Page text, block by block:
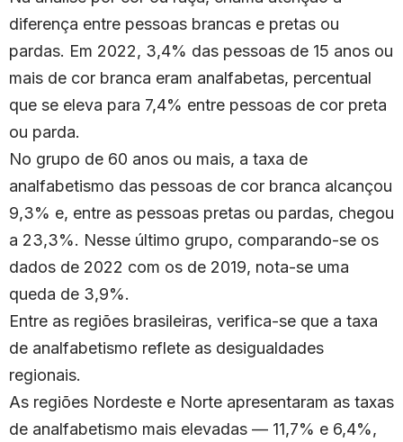
diferença entre pessoas brancas e pretas ou
pardas. Em 2022, 3,4% das pessoas de 15 anos ou
mais de cor branca eram analfabetas, percentual
que se eleva para 7,4% entre pessoas de cor preta
ou parda.
No grupo de 60 anos ou mais, a taxa de
analfabetismo das pessoas de cor branca alcançou
9,3% e, entre as pessoas pretas ou pardas, chegou
a 23,3%. Nesse último grupo, comparando-se os
dados de 2022 com os de 2019, nota-se uma
queda de 3,9%.
Entre as regiões brasileiras, verifica-se que a taxa
de analfabetismo reflete as desigualdades
regionais.
As regiões Nordeste e Norte apresentaram as taxas
de analfabetismo mais elevadas — 11,7% e 6,4%,